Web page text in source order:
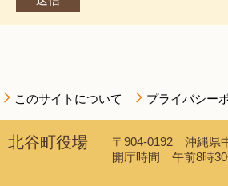
このサイトについて プライバシー
北谷町役場
〒904-0192 沖縄県
開庁時間 午前8時30